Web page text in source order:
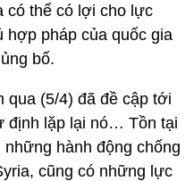
có thể có lợi cho lực
hợp pháp của quốc gia
bố.
qua (5/4) đã đề cập tới
định lặp lại nó… Tồn tại
hành động chống
cũng có những lực